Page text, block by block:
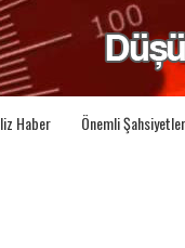
Haber Önemli Şahsiyetler